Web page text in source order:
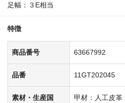
足幅：３E相当
特徴
商品番号 63667992
品番 11GT202045
素材・生産国
甲材：人工皮革